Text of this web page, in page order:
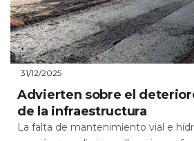
31/12/2025
Advierten sobre el
de la infraestructura
La falta de mantenimiento vial e